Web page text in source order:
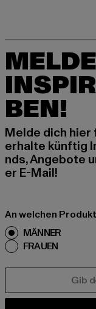
BEN!
Melde dich hier
erhalte künftig
nds, Angebote
er E-Mail!
An welchen
MÄNNER
FRAUEN